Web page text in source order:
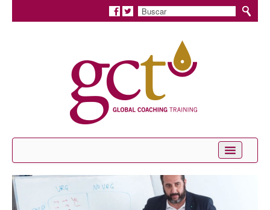
Conócenos